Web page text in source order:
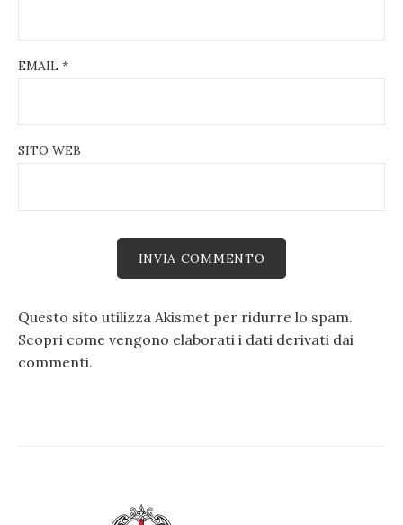
EMAIL *
SITO WEB
Questo sito utilizza Akismet per ridurre lo spam.
Scopri come vengono elaborati i dati derivati dai
commenti.